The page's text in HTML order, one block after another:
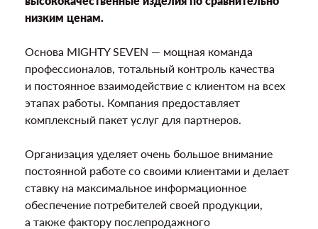
низким ценам.
Основа MIGHTY SEVEN — мощная команда
профессионалов, тотальный контроль качества
и постоянное взаимодействие с клиентом на всех
этапах работы. Компания предоставляет
комплексный пакет услуг для партнеров.
Организация уделяет очень большое внимание
постоянной работе со своими клиентами и делает
ставку на максимальное информационное
обеспечение потребителей своей продукции,
а также фактору послепродажного